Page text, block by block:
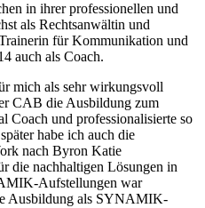
in ihrer professionellen und
als Rechtsanwältin und
für Kommunikation und
auch als Coach.
mich als sehr wirkungsvoll
CAB die Ausbildung zum
Coach und professionalisierte so
habe ich auch die
nach Byron Katie
die nachhaltigen Lösungen in
Aufstellungen war
Ausbildung als SYNAMIK-